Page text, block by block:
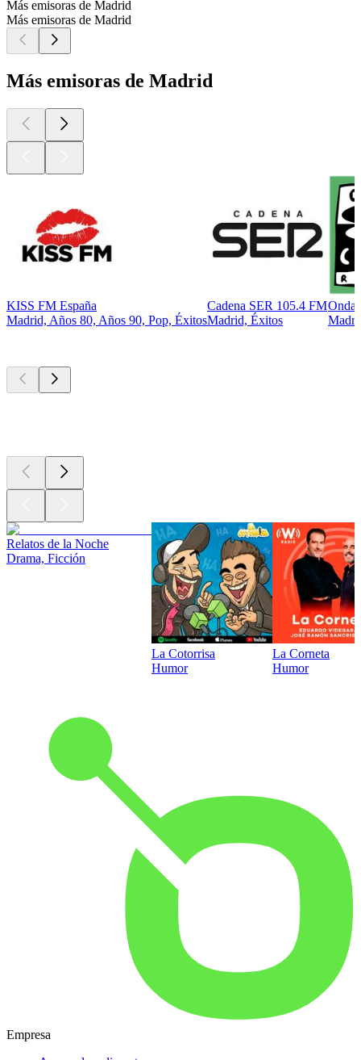
Más emisoras de Madrid
Más emisoras de Madrid
Más emisoras de Madrid
KISS FM España
Madrid, Años 80, Años 90, Pop, Éxitos
Cadena SER 105.4 FM
Madrid, Éxitos
Onda
Relatos de la Noche
Drama, Ficción
La Cotorrisa
Humor
La Corneta
Humor
Empresa